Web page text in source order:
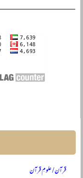
قرآن / علومِ قرآن